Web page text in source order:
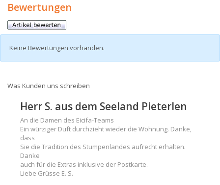
Bewertungen
Keine Bewertungen vorhanden.
Was Kunden uns schreiben
Herr S. aus dem Seeland Pieterlen
An die Damen des Eicifa-Teams
Ein würziger Duft durchzieht wieder die Wohnung. Danke,
dass
Sie die Tradition des Stumpenlandes aufrecht erhalten.
Danke
auch für die Extras inklusive der Postkarte.
Liebe Grüsse E. S.